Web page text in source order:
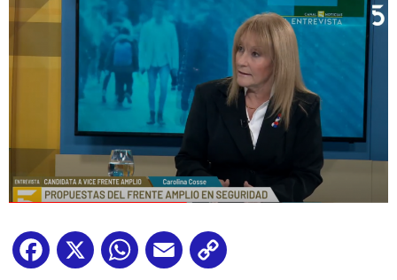
Facebook
X WhatsApp
Email